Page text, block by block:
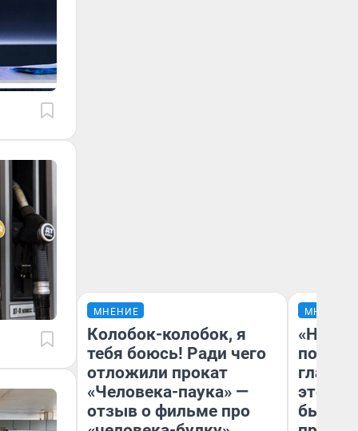
МНЕНИЕ
Колобок-колобок, я
тебя боюсь! Ради чего
отложили прокат
«Человека-паука» —
отзыв о фильме про
МНЕНИЕ
этого
бьет